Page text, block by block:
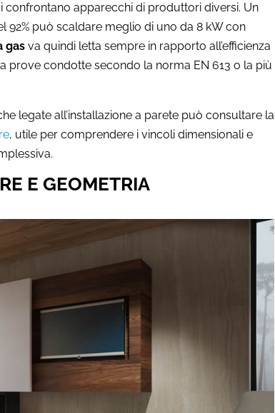
apparecchi di produttori diversi. Un
può scaldare meglio di uno da 8 kW con
gas va quindi letta sempre in rapporto all’efficienza
prove condotte secondo la norma EN 613 o la più
legate all’installazione a parete può consultare la
, utile per comprendere i vincoli dimensionali e
E GEOMETRIA